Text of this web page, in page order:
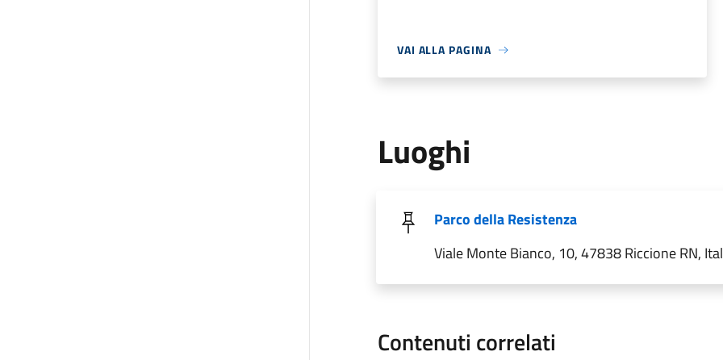
VAI ALLA PAGINA
Luoghi
Parco della Resistenza
Viale Monte Bianco, 10, 47838 Riccione RN,
Contenuti correlati